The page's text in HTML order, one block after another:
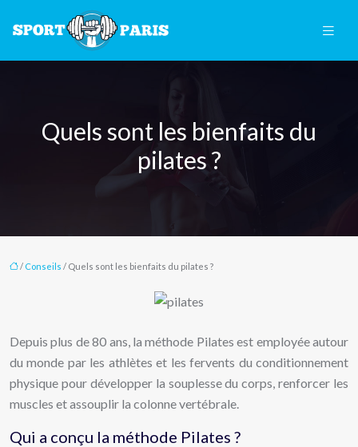
Quels sont les bienfaits du
pilates ?
/ Conseils / Quels sont les bienfaits du pilates ?
Depuis plus de 80 ans, la méthode Pilates est employée autour
du monde par les athlètes et les fervents du conditionnement
physique pour développer la souplesse du corps, renforcer les
muscles et assouplir la colonne vertébrale.
Qui a conçu la méthode Pilates ?